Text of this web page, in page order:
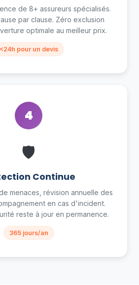
de 8+ assureurs spécialisés.
par clause. Zéro exclusion
optimale au meilleur prix.
<24h pour un devis
4
🛡
Continue
menaces, révision annuelle des
en cas d'incident.
reste à jour en permanence.
365 jours/an